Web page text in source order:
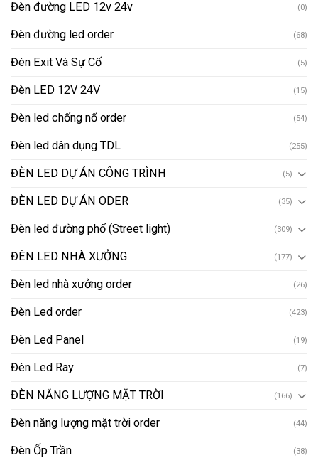
Đèn đường LED 12v 24v (0)
Đèn đường led order (68)
Đèn Exit Và Sự Cố (5)
Đèn LED 12V 24V (15)
Đèn led chống nổ order (54)
Đèn led dân dụng TDL (255)
ĐÈN LED DỰ ÁN CÔNG TRÌNH (5)
ĐÈN LED DỰ ÁN ODER (35)
Đèn led đường phố (Street light) (309)
ĐÈN LED NHÀ XƯỞNG (177)
Đèn led nhà xưởng order (26)
Đèn Led order (423)
Đèn Led Panel (19)
Đèn Led Ray (7)
ĐÈN NĂNG LƯỢNG MẶT TRỜI (166)
Đèn năng lượng mặt trời order (44)
Đèn Ốp Trần (38)